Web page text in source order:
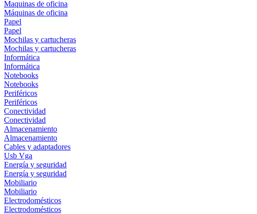
Maquinas de oficina
Máquinas de oficina
Papel
Papel
Mochilas y cartucheras
Mochilas y cartucheras
Informática
Informática
Notebooks
Notebooks
Periféricos
Periféricos
Conectividad
Conectividad
Almacenamiento
Almacenamiento
Cables y adaptadores
Usb Vga
Energía y seguridad
Energía y seguridad
Mobiliario
Mobiliario
Electrodomésticos
Electrodomésticos